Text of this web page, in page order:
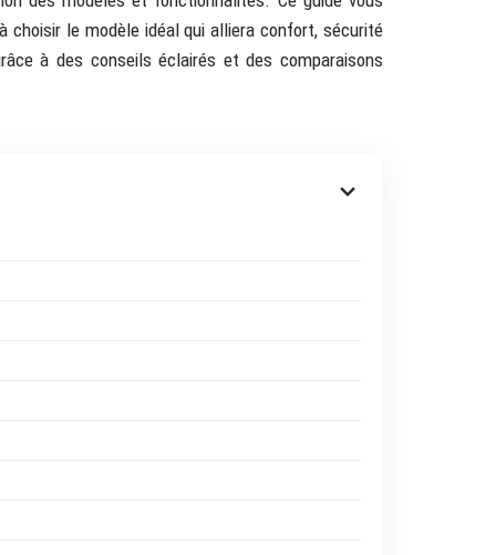
choisir le modèle idéal qui alliera confort, sécurité
à des conseils éclairés et des comparaisons